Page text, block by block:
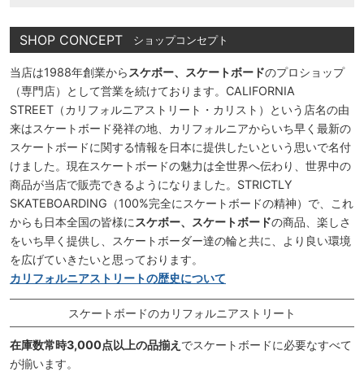
SHOP CONCEPT ショップコンセプト
当店は1988年創業から スケボー、スケートボードのプロショップ
（専門店）として営業を続けております。CALIFORNIA
STREET（カリフォルニアストリート・カリスト）という店名の由
来はスケートボード発祥の地、カリフォルニアからいち早く最新の
スケートボードに関する情報を日本に提供したいという思いで名付
けました。現在スケートボードの魅力は全世界へ伝わり、世界中の
商品が当店で販売できるようになりました。STRICTLY
SKATEBOARDING（100%完全にスケートボードの精神）で、これ
からも日本全国の皆様に スケボー、スケートボードの商品、楽しさ
をいち早く提供し、スケートボーダー達の輪と共に、より良い環境
を広げていきたいと思っております。
カリフォルニアストリートの歴史について
スケートボードのカリフォルニアストリート
在庫数常時3,000点以上の品揃え でスケートボードに必要なすべて
が揃います。